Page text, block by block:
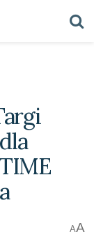
AA